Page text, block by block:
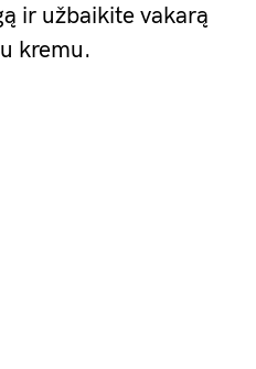
ir užbaikite vakarą
kremu.